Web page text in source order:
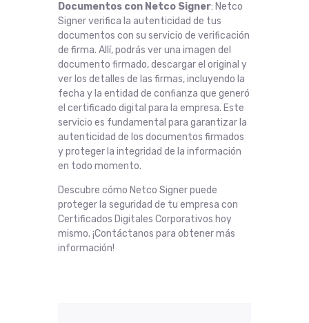
Documentos con Netco Signer: Netco
Signer verifica la autenticidad de tus
documentos con su servicio de verificación
de firma. Allí, podrás ver una imagen del
documento firmado, descargar el original y
ver los detalles de las firmas, incluyendo la
fecha y la entidad de confianza que generó
el certificado digital para la empresa. Este
servicio es fundamental para garantizar la
autenticidad de los documentos firmados
y proteger la integridad de la información
en todo momento.
Descubre cómo Netco Signer puede
proteger la seguridad de tu empresa con
Certificados Digitales Corporativos hoy
mismo. ¡Contáctanos para obtener más
información!